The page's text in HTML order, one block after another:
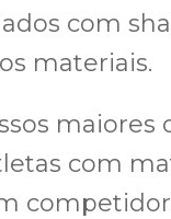
com
materiais.
com